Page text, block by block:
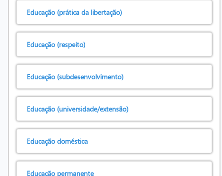
Educação (prática da libertação)
Educação (respeito)
Educação (subdesenvolvimento)
Educação (universidade/extensão)
Educação doméstica
Educação permanente